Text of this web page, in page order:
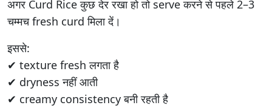
अगर Curd Rice कुछ देर रखा हो तो serve करने से पहले 2–3
चम्मच fresh curd मिला दें।
इससे:
✔ texture fresh लगता है
✔ dryness नहीं आती
✔ creamy consistency बनी रहती है